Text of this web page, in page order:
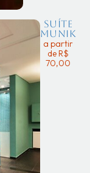
Suíte
Munik
a partir
de R$
70,00